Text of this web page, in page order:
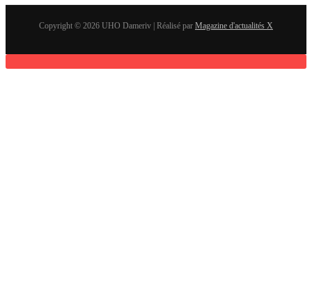
Copyright © 2026 UHO Dameriv | Réalisé par Magazine d'actualités X